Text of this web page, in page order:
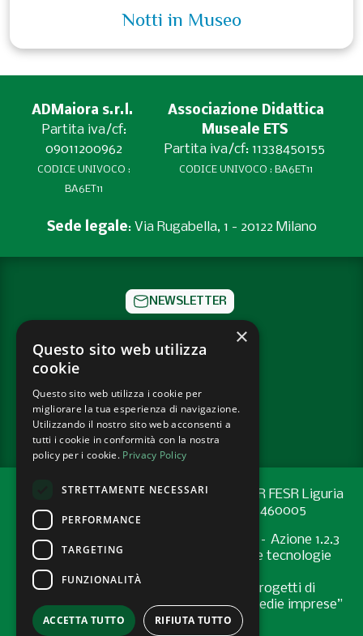
Notti in Museo
ADMaiora s.r.l.
Partita iva/cf:
09011200962
CODICE UNIVOCO :
BA6ET11
Associazione Didattica
Museale ETS
Partita iva/cf: 11338450155
CODICE UNIVOCO : BA6ET11
Sede legale: Via Rugabella, 1 - 20122 Milano
NEWSLETTER
CONTATTI
PRIVACY POLICY
Progetto cofinanziato con risorse del PR FESR Liguria
2021-2027 codice CUP: G44E24001460005
Programma Regionale FESR 2021-2027 – Azione 1.2.3
"Sostenere l’introduzione di pratiche e tecnologie
digitali nelle imprese
Bando “Supporto allo sviluppo di progetti di
digitalizzazione nelle micro, piccole e medie imprese”
- Anno 2024
×
Questo sito web utilizza
cookie
Questo sito web utilizza i cookie per
migliorare la tua esperienza di navigazione.
Utilizzando il nostro sito web acconsenti a
tutti i cookie in conformità con la nostra
policy per i cookie. Privacy Policy
STRETTAMENTE NECESSARI
PERFORMANCE
TARGETING
FUNZIONALITÀ
ACCETTA TUTTO RIFIUTA TUTTO